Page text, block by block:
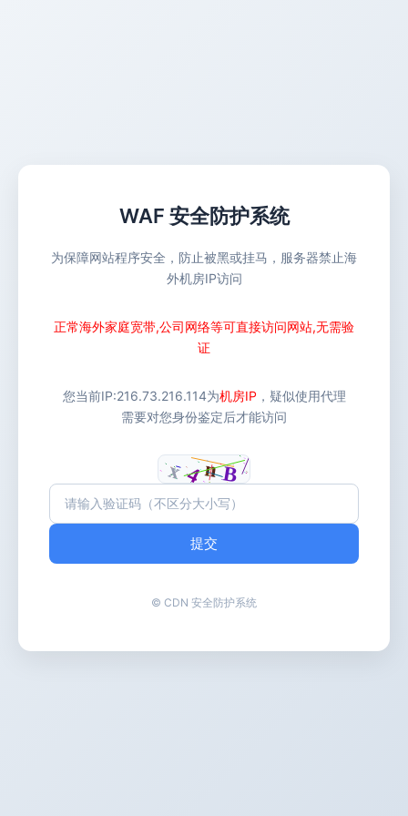
WAF 安全防护系统
为保障网站程序安全，防止被黑或挂马，服务器禁止海
外机房IP访问
正常海外家庭宽带,公司网络等可直接访问网站,无需验
证
您当前IP:216.73.216.114为机房IP ，疑似使用代理
需要对您身份鉴定后才能访问
提交
© CDN 安全防护系统